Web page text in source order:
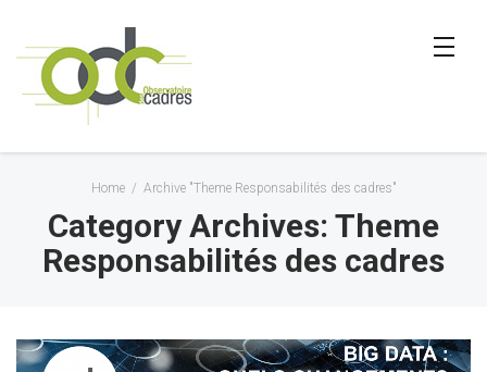
Home / Archive "Theme Responsabilités des cadres"
Category Archives: Theme
Responsabilités des cadres